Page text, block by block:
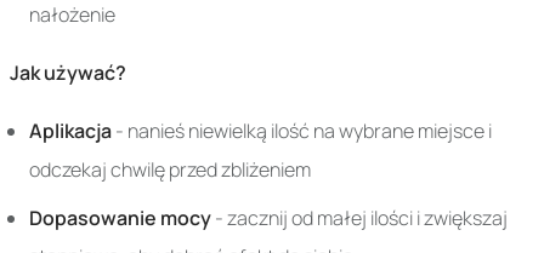
nałożenie
Jak używać?
Aplikacja- nanieś niewielką ilość na wybrane miejsce i
odczekaj chwilę przed zbliżeniem
Dopasowanie mocy- zacznij od małej ilości i zwiększaj